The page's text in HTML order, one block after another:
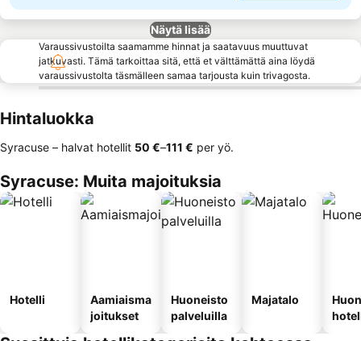
Näytä lisää
Varaussivustoilta saamamme hinnat ja saatavuus muuttuvat
jatkuvasti. Tämä tarkoittaa sitä, että et välttämättä aina löydä
varaussivustolta täsmälleen samaa tarjousta kuin trivagosta.
Hintaluokka
Syracuse – halvat hotellit ‎50 €–‎111 € per yö.
Syracuse: Muita majoituksia
Hotelli
Aamiaisma
joitukset
Huoneisto
palveluilla
Majatalo